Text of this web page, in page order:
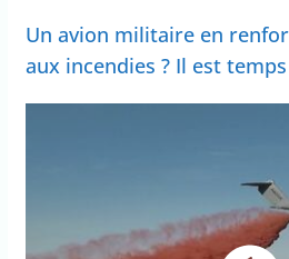
Un avion militaire en
aux incendies ? Il est